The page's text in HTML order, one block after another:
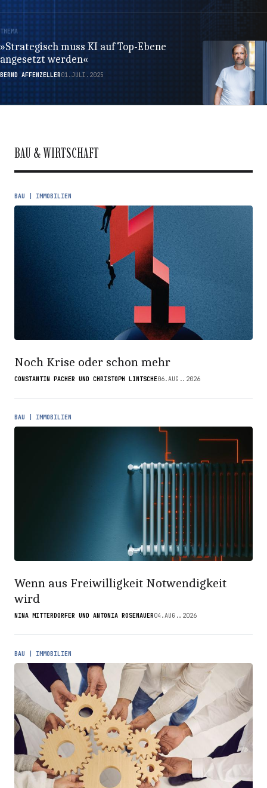
THEMA
»Strategisch muss KI auf Top-Ebene
angesetzt werden«
BERND AFFENZELLER01.JULI.2025
BAU & WIRTSCHAFT
BAU | IMMOBILIEN
Noch Krise oder schon mehr
CONSTANTIN PACHER UND CHRISTOPH LINTSCHE06.AUG..2026
BAU | IMMOBILIEN
Wenn aus Freiwilligkeit Notwendigkeit
wird
NINA MITTERDORFER UND ANTONIA ROSENAUER04.AUG..2026
BAU | IMMOBILIEN